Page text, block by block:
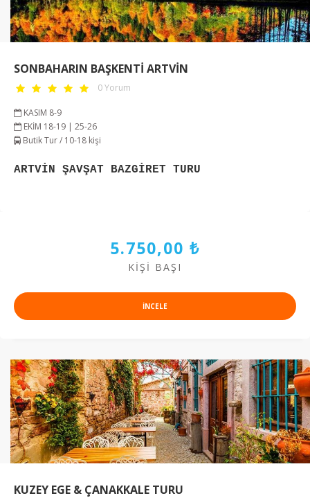
SONBAHARIN BAŞKENTİ ARTVİN
0 Yorum
KASIM 8-9
EKİM 18-19 | 25-26
Butik Tur / 10-18 kişi
ARTVİN ŞAVŞAT BAZGİRET TURU
5.750,00 ₺
KIŞI BAŞI
INCELE
KUZEY EGE & ÇANAKKALE TURU